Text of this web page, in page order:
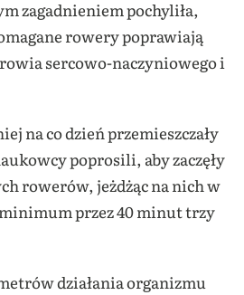
zagadnieniem pochyliła,
rowery poprawiają
sercowo-naczyniowego i
na co dzień przemieszczały
poprosili, aby zaczęły
rowerów, jeżdżąc na nich w
przez 40 minut trzy
działania organizmu